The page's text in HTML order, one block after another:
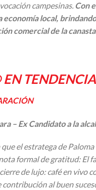
campesinas. Con
economía local,
comercial de la
EN TENDENCIA
– Ex Candidato a la
que el estratega de
formal de gratitud: El
de lujo: café en vivo
al buen